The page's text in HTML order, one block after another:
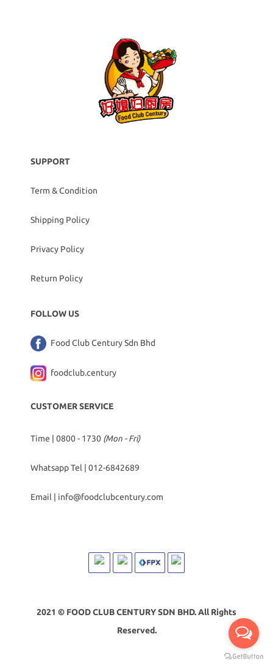
SUPPORT
Term & Condition
Shipping Policy
Privacy Policy
Return Policy
FOLLOW US
Food Club Century Sdn Bhd
foodclub.century
CUSTOMER SERVICE
Time | 0800 - 1730 (Mon - Fri)
Whatsapp Tel | 012-6842689
Email | info@foodclubcentury.com
2021 © FOOD CLUB CENTURY SDN BHD. All Rights
Reserved.